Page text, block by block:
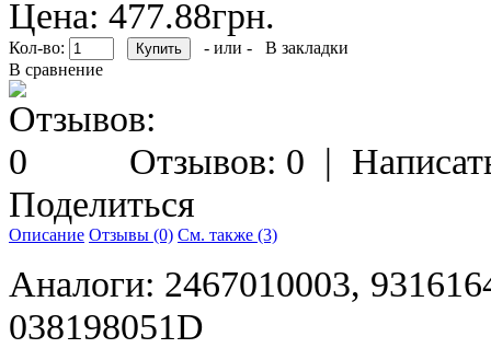
Цена: 477.88грн.
Кол-во: - или -
В закладки
В сравнение
Отзывов: 0 |
Поделиться
Описание Отзывы (0) См. также (3)
Аналоги: 2467010003,
038198051D